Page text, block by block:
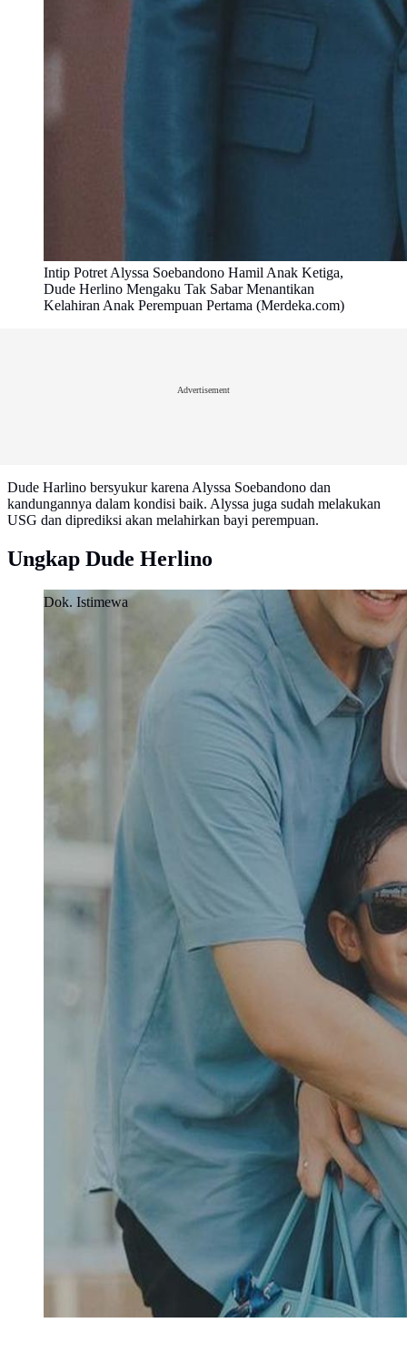
Intip Potret Alyssa Soebandono Hamil Anak Ketiga,
Dude Herlino Mengaku Tak Sabar Menantikan
Kelahiran Anak Perempuan Pertama (Merdeka.com)
Advertisement
Dude Harlino bersyukur karena Alyssa Soebandono dan
kandungannya dalam kondisi baik. Alyssa juga sudah melakukan
USG dan diprediksi akan melahirkan bayi perempuan.
Ungkap Dude Herlino
Dok. Istimewa